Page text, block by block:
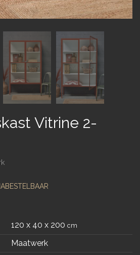
Vitrine 2-
120 x 40 x 200 cm
Maatwerk